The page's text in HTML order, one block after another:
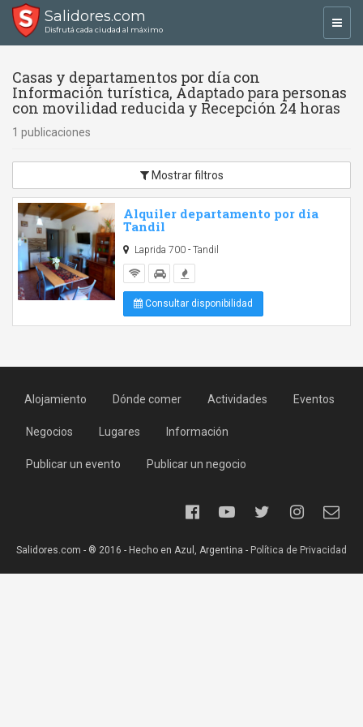
Salidores.com
Disfrutá cada ciudad al máximo
Casas y departamentos por día con
Información turística, Adaptado para personas
con movilidad reducida y Recepción 24 horas
1 publicaciones
Mostrar filtros
Alquiler departamento por dia
Tandil
Laprida 700 - Tandil
Consultar disponibilidad
Alojamiento Dónde comer Actividades Eventos
Negocios Lugares Información
Publicar un evento Publicar un negocio
Salidores.com - ® 2016 - Hecho en Azul, Argentina - Política de Privacidad